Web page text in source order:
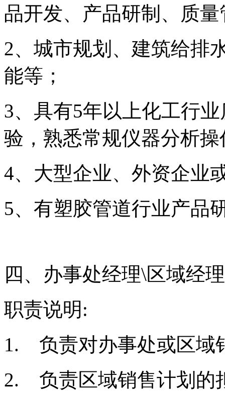
品开发、产品研制、质
2、城市规划、建筑给排
能等；
3、具有5年以上化工行
验，熟悉常规仪器分析
4、大型企业、外资企业
5、有塑胶管道行业产品
四、办事处经理\区域经
职责说明 :
1.
负责对办事处或区域
2.
负责区域销售计划的